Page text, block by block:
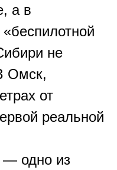
а в
не
Омск,
от
реальной
одно из